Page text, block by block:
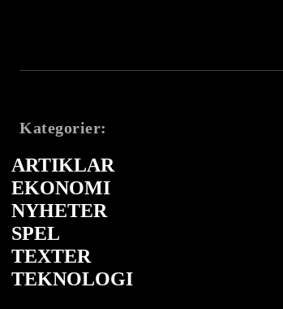
Kategorier:
ARTIKLAR
EKONOMI
NYHETER
SPEL
TEXTER
TEKNOLOGI